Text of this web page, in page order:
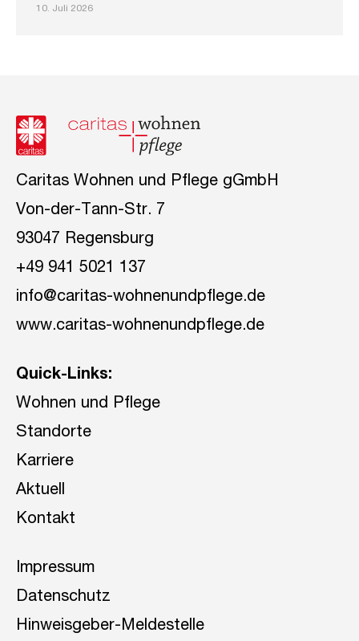
10. Juli 2026
Caritas Wohnen und Pflege gGmbH
Von-der-Tann-Str. 7
93047 Regensburg
+49 941 5021 137
info@caritas-wohnenundpflege.de
www.caritas-wohnenundpflege.de
Quick-Links:
Wohnen und Pflege
Standorte
Karriere
Aktuell
Kontakt
Impressum
Datenschutz
Hinweisgeber-Meldestelle